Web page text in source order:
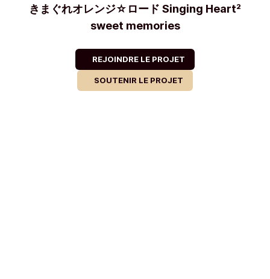
きまぐれオレンジ☆ロード Singing Heart²
sweet memories
REJOINDRE LE PROJET
SOUTENIR LE PROJET